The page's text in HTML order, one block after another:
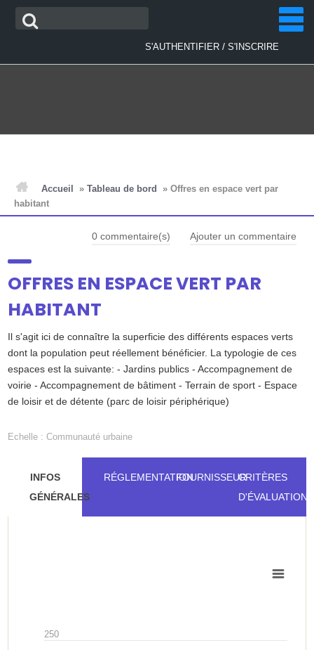
Aller
Recherche
S'AUTHENTIFIER/ S'INSCRIRE
ACTUALITÉS
DOSSIERS
CONTRIBUEZ
Accueil » Tableau de bord » Offres en espace vert par
habitant
0commentaire(s) Ajouter un commentaire
OFFRES EN ESPACE VERT PAR
HABITANT
Il s'agit ici de connaître la superficie des différents espaces verts
dont la population peut réellement bénéficier. La typologie de ces
espaces est la suivante: - Jardins publics - Accompagnement de
voirie - Accompagnement de bâtiment - Terrain de sport - Espace
de loisir et de détente (parc de loisir périphérique)
Echelle :Communauté urbaine
INFOS
GÉNÉRALES
RÉGLEMENTATIONFOURNISSEURCRITÈRES
D'ÉVALUATION
250